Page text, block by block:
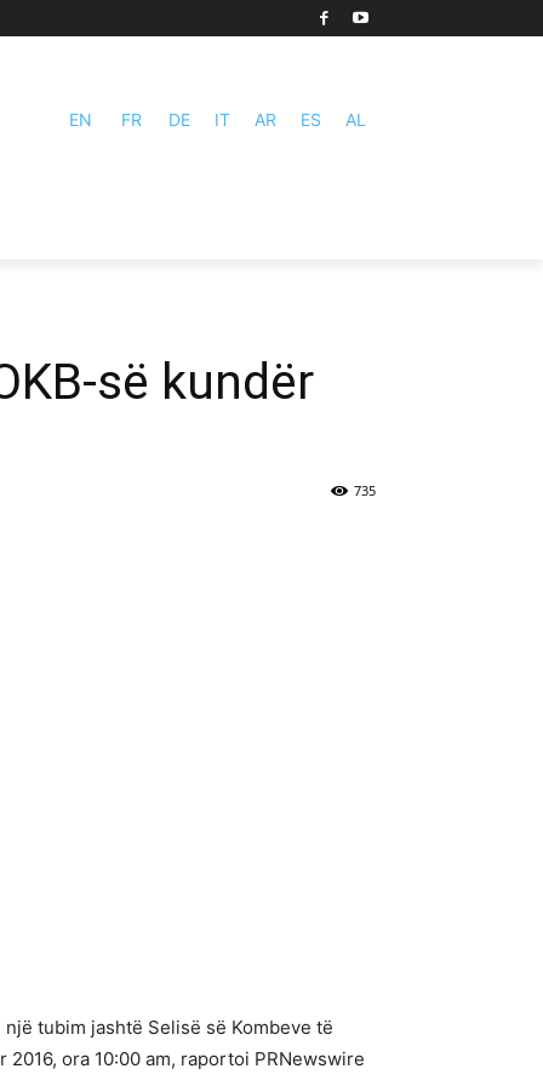
EN FR DE IT AR ES AL
së kundër
735
tubim jashtë Selisë së Kombeve të
ora 10:00 am, raportoi PRNewswire